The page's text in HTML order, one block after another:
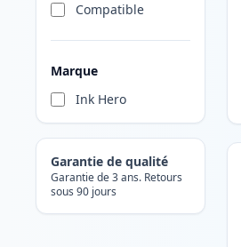
Compatible
Marque
Ink Hero
Garantie de qualité
Garantie de 3 ans. Retours
sous 90 jours